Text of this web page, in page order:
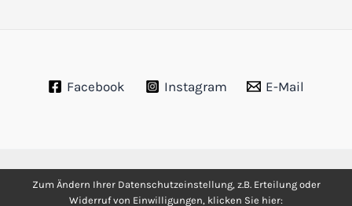
Facebook Instagram E-Mail
Copyright © 2026 Förderverein Schneesport am Reithlift e.V. |
Datenschutz|Impressum
Zum Ändern Ihrer Datenschutzeinstellung, z.B. Erteilung oder
Widerruf von Einwilligungen, klicken Sie hier: